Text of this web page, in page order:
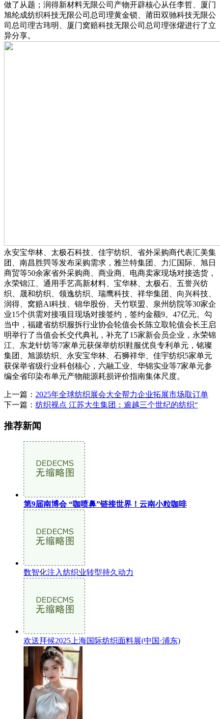
做了从题；润得新材料无限公司产物开辟核心从任李哲、厦门
旭纶成纺织科技无限公司总司理黄金锁、莆田双驰科技无限公
司总司理古玮明、厦门窝赔科技无限公司总司理张燿进行了立
异分享。
永安宝华林、太极石科技、佳宇纺织、省外采购商代表汇美集
团、南昌胜巺等发布采购需求，雅兰特集团、力汇国际、旭日
商贸等50余家省外采购商、商业商、电商卖家现场对接选货，
永荣锦江、通用手艺高新材料、宝华林、太极石、五誉兴纺
织、晟和纺织、领逸纺织、瑞鹰科技、祥华集团、向兴科技、
润得、窝赔Al科技、锦华股份、天竹联盟、泉州纺院等30家企
业15个供需对接项目现场对接签约，签约金额9。47亿元。勾
当中，福建省纺织服拆行业协会轮值会长陈立取轮值会长王启
明举行了当值会长交代典礼，补充了15家新会员企业，永荣锦
江、东龙针纺等7家单元获保举纺织鞋服优良专利单元，铭璨
集团、旭源纺织、永安宝华林、石狮祥华、佳宇纺织5家单元
获保举省级行业科创核心，六融工业、华锦实业等7家单元参
编全省印染布单元产物能源耗损评价指南集体尺度。
上一篇： 2025年全球纺织展会大全帮力企业拓展市场取订单
下一篇： 纺织视点 江苏大生集团：逾越三个世纪的纺织“
推荐新闻
第9届南博会 “咖喷鼻”链接世界！云南小粒咖啡
数智化注入纺织业转型持久动力
欢送拜候2025上海国际纺织面料展(中国·浦东)